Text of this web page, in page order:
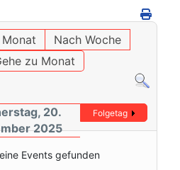
Nach Woche
zu Monat
20.
2025
Folgetag
Events gefunden